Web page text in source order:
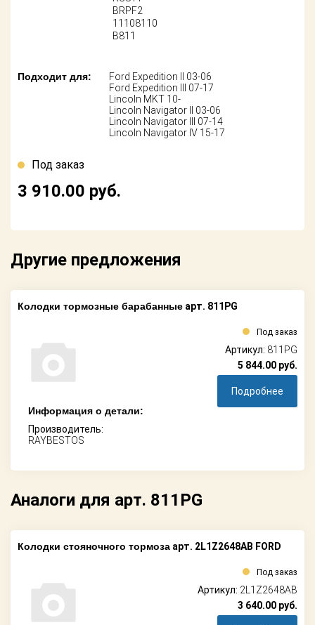
Акции
Контакты
BRPF2
11108110
B811
Подходит для:
Ford Expedition II 03-06
Ford Expedition III 07-17
Lincoln MKT 10-
Lincoln Navigator II 03-06
Lincoln Navigator III 07-14
Lincoln Navigator IV 15-17
Под заказ
3 910.00 руб.
Другие предложения
Колодки тормозные барабанные арт. 811PG
Информация о детали:
Производитель:
RAYBESTOS
Под заказ
Артикул: 811PG
5 844.00 руб.
Подробнее
Аналоги для арт. 811PG
Колодки стояночного тормоза арт. 2L1Z2648AB FORD
Под заказ
Артикул: 2L1Z2648AB
3 640.00 руб.